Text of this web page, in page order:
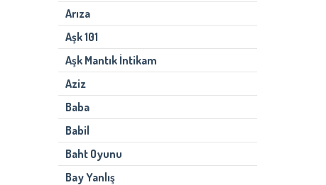
Arıza
Aşk 101
Aşk Mantık İntikam
Aziz
Baba
Babil
Baht Oyunu
Bay Yanlış